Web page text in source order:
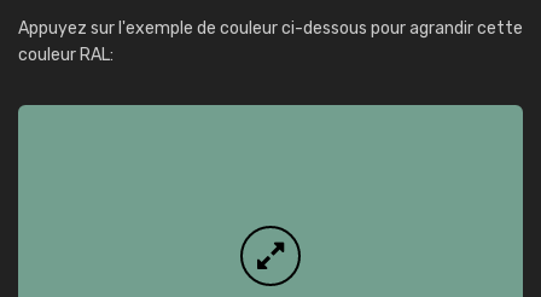
Appuyez sur l'exemple de couleur ci-dessous pour agrandir cette
couleur RAL: